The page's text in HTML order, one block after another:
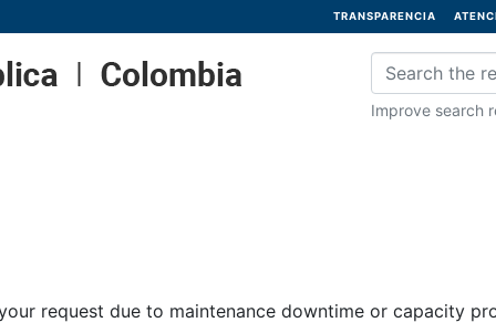
TRANSPARENCIA
Improve search
request due to maintenance downtime or capacity